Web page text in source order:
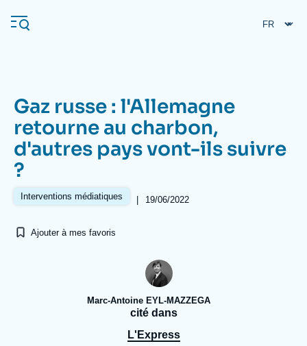
au
contenu
Navigation
principale
L'Ifri
Analyses
Se connecter
Gaz russe : l'Allemagne
retourne au charbon,
d'autres pays vont-ils suivre
?
Interventions médiatiques | 19/06/2022
Ajouter à mes favoris
Marc-Antoine EYL-MAZZEGA
cité dans
L'Express